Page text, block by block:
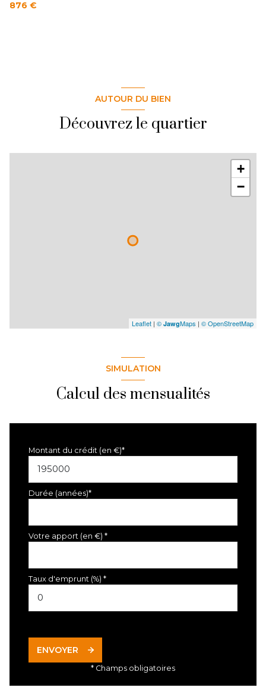
876 €
AUTOUR DU BIEN
Découvrez le quartier
+
−
Leaflet | © JawgMaps | © OpenStreetMap
SIMULATION
Calcul des mensualités
Montant du crédit (en €)*
Durée (années)*
Votre apport (en €) *
Taux d'emprunt (%) *
ENVOYER
* Champs obligatoires